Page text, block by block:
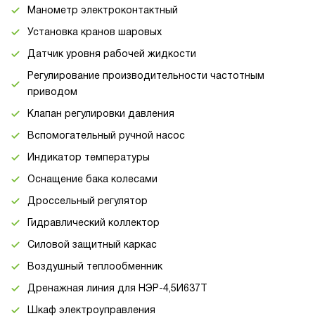
Манометр электроконтактный
Установка кранов шаровых
Датчик уровня рабочей жидкости
Регулирование производительности частотным
приводом
Клапан регулировки давления
Вспомогательный ручной насос
Индикатор температуры
Оснащение бака колесами
Дроссельный регулятор
Гидравлический коллектор
Силовой защитный каркас
Воздушный теплообменник
Дренажная линия для НЭР-4,5И637Т
Шкаф электроуправления